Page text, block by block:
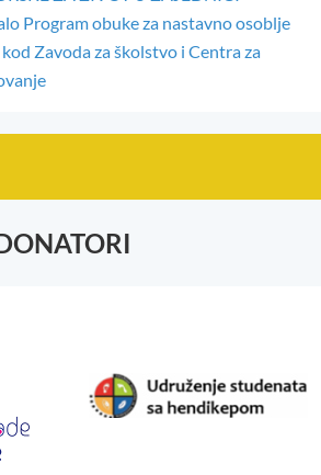
Program obuke za nastavno osoblje
Zavoda za školstvo i Centra za